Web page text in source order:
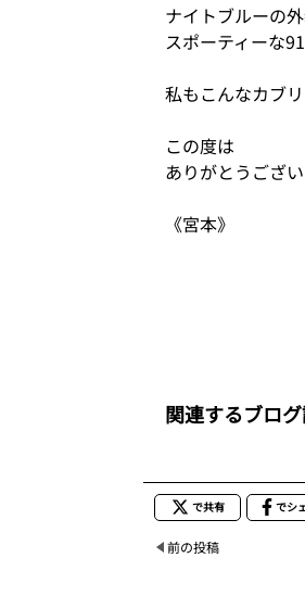
ナイトブルーの
スポーティーな
私もこんなカブ
この度は
ありがとうござ
《宮本》
関連するブロ
で共有 でシ
前の投稿